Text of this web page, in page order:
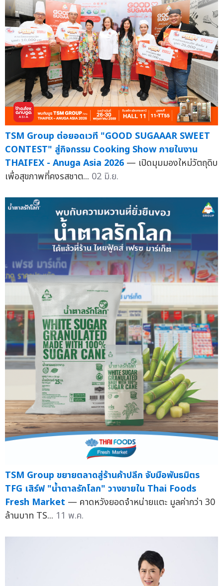
TSM Group ต่อยอดเวที "GOOD SUGAAAR SWEET
CONTEST" สู่กิจกรรม Cooking Show ภายในงาน
THAIFEX - Anuga Asia 2026 — เปิดมุมมองใหม่วัตถุดิบ
เพื่อสุขภาพที่คงรสชาต... 02 มิ.ย.
TSM Group ขยายตลาดสู่ร้านค้าปลีก จับมือพันธมิตร
TFG เสิร์ฟ "น้ำตาลรักโลก" วางขายใน Thai Foods
Fresh Market — คาดหวังยอดจำหน่ายแตะ มูลค่ากว่า 30
ล้านบาท TS... 11 พ.ค.